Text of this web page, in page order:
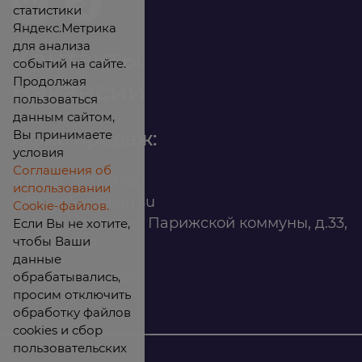
Контакты
Вакансии
Офис продаж:
infomarket@ilan.su
г. Красноярск, ул. Парижской коммуны, д.33,
помещ. 302
ИНН: 2465263327
статистики
Яндекс.Метрика
для анализа
событий на сайте.
Продолжая
пользоваться
данным сайтом,
Вы принимаете
условия
Соглашения об
использовании
Cookie-файлов.
Если Вы не хотите,
чтобы Ваши
данные
обрабатывались,
просим отключить
обработку файлов
cookies и сбор
пользовательских